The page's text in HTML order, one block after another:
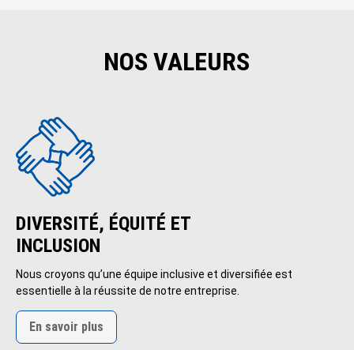
NOS VALEURS
DIVERSITÉ, ÉQUITÉ ET
INCLUSION
Nous croyons qu’une équipe inclusive et diversifiée est
essentielle à la réussite de notre entreprise.
En savoir plus